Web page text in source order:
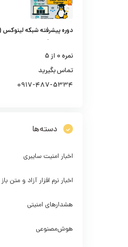
نمره0 از 5
تماس بگیرید
0917-487-5334
دسته‌ها
اخبار امنیت سایبری
اخبار نرم افزار آزاد و متن باز
هشدارهای امنیتی
هوش‌مصنوعی